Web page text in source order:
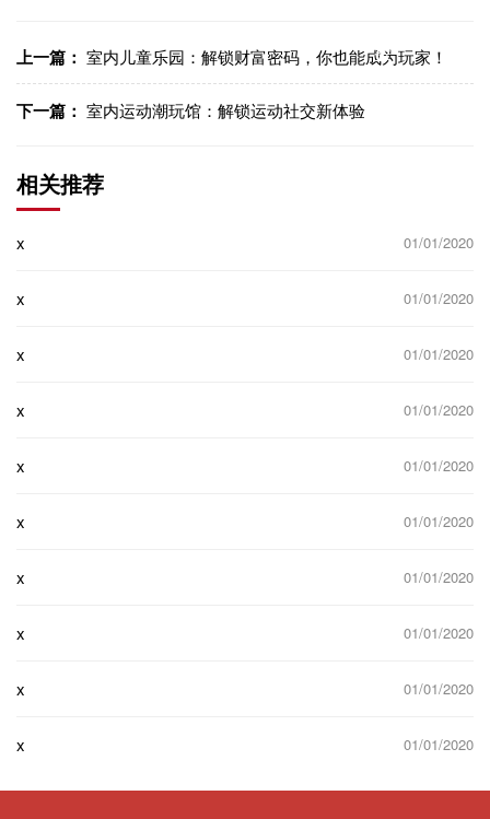
接
上一篇： 室内儿童乐园：解锁财富密码，你也能成为玩家！
下一篇： 室内运动潮玩馆：解锁运动社交新体验
相关推荐
x 01/01/2020
x 01/01/2020
x 01/01/2020
x 01/01/2020
x 01/01/2020
x 01/01/2020
x 01/01/2020
x 01/01/2020
x 01/01/2020
x 01/01/2020